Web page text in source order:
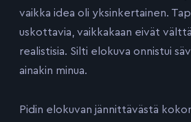
vaikka idea oli yksinkertainen.
uskottavia, vaikkakaan eivät
realistisia. Silti elokuva onnistui
ainakin minua.
Pidin elokuvan jännittävästä